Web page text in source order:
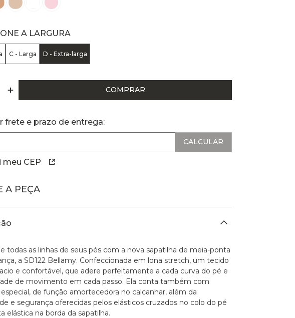
A LARGURA
C - Larga D - Extra-larga
COMPRAR
frete e prazo de entrega:
meu CEP
A PEÇA
todas as linhas de seus pés com a nova sapatilha de meia-ponta
a SD122 Bellamy. Confeccionada em lona stretch, um tecido
e confortável, que adere perfeitamente a cada curva do pé e
de movimento em cada passo. Ela conta também com
de função amortecedora no calcanhar, além da
e segurança oferecidas pelos elásticos cruzados no colo do pé
elástica na borda da sapatilha.